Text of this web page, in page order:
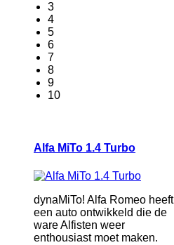
3
4
5
6
7
8
9
10
Alfa MiTo 1.4 Turbo
dynaMiTo! Alfa Romeo heeft
een auto ontwikkeld die de
ware Alfisten weer
enthousiast moet maken.